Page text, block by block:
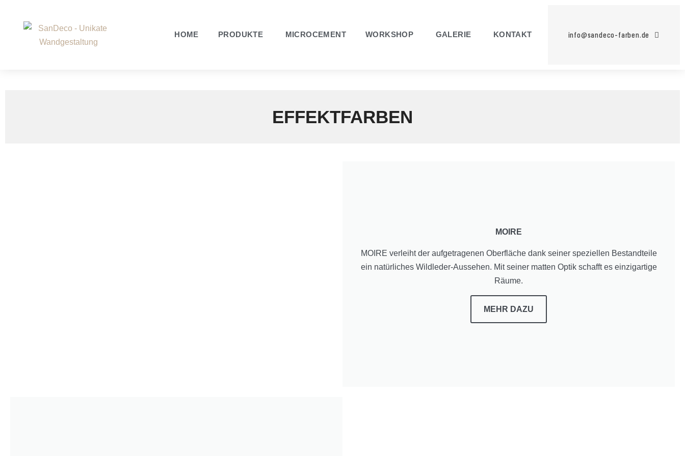
HOME PRODUKTE MICROCEMENT WORKSHOP GALERIE KONTAKT info@sandeco-farben.de
EFFEKTFARBEN
MOIRE
MOIRE verleiht der aufgetragenen Oberfläche dank seiner speziellen Bestandteile
ein natürliches Wildleder-Aussehen. Mit seiner matten Optik schafft es einzigartige
Räume.
MEHR DAZU